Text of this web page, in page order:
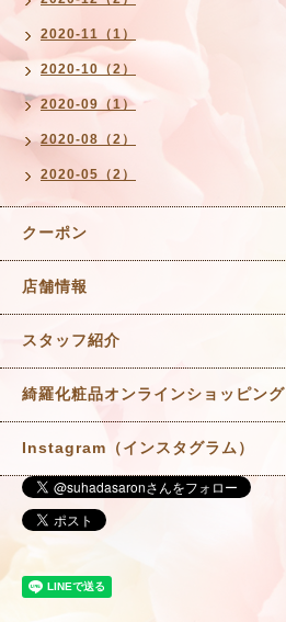
2020-11（1）
2020-10（2）
2020-09（1）
2020-08（2）
2020-05（2）
クーポン
店舗情報
スタッフ紹介
綺羅化粧品オンラインショッピング
Instagram（インスタグラム）